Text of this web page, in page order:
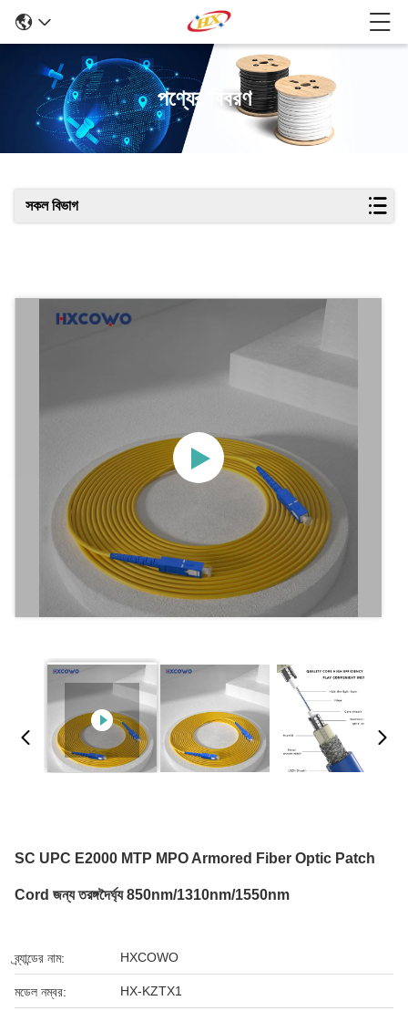
পণ্যের বিবরণ
সকল বিভাগ
SC UPC E2000 MTP MPO Armored Fiber Optic Patch
Cord জন্য তরঙ্গদৈর্ঘ্য 850nm/1310nm/1550nm
ব্র্যান্ডের নাম: HXCOWO
মডেল নম্বর: HX-KZTX1